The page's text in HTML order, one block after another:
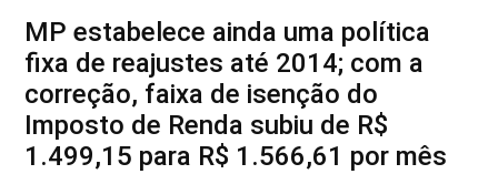
MP estabelece ainda uma política
fixa de reajustes até 2014; com a
correção, faixa de isenção do
Imposto de Renda subiu de R$
1.499,15 para R$ 1.566,61 por mês